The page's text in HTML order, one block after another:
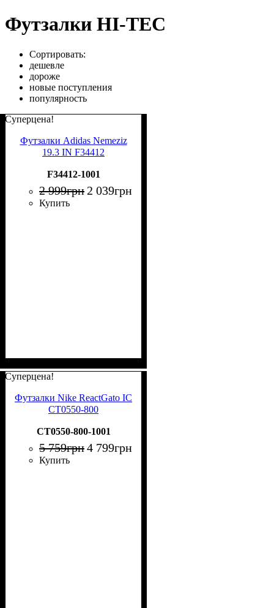
Футзалки HI-TEC
Сортировать:
дешевле
дороже
новые поступления
популярность
Суперцена!
Футзалки Adidas Nemeziz
19.3 IN F34412
F34412-1001
2 999грн 2 039грн
Купить
Суперцена!
Футзалки Nike ReactGato IC
CT0550-800
CT0550-800-1001
5 759грн4 799грн
Купить